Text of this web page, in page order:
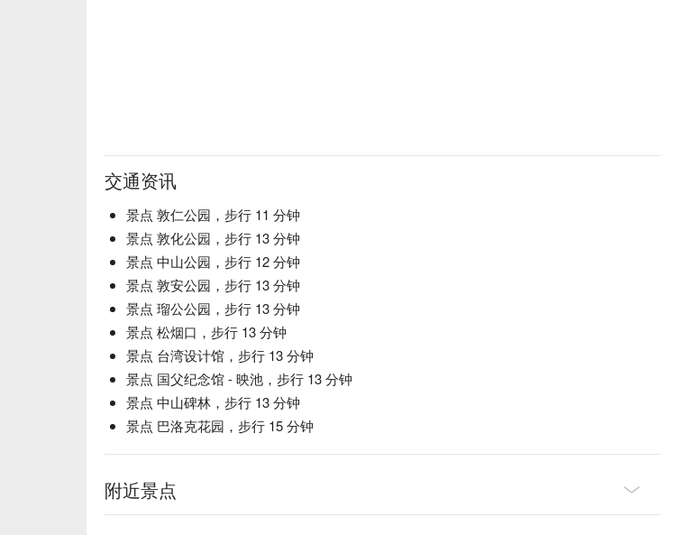
交通资讯
景点 敦仁公园，步行 11 分钟
景点 敦化公园，步行 13 分钟
景点 中山公园，步行 12 分钟
景点 敦安公园，步行 13 分钟
景点 瑠公公园，步行 13 分钟
景点 松烟口，步行 13 分钟
景点 台湾设计馆，步行 13 分钟
景点 国父纪念馆 - 映池，步行 13 分钟
景点 中山碑林，步行 13 分钟
景点 巴洛克花园，步行 15 分钟
附近景点